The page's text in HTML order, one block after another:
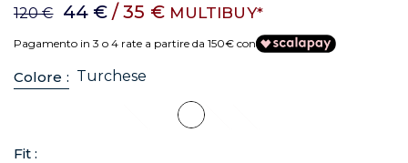
120 € 44 € / 35 € MULTIBUY*
Pagamento in 3 o 4 rate a partire da 150€ con
Colore : Turchese
Fit :